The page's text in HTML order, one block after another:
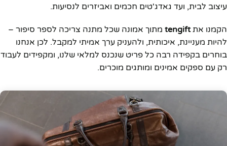
עיצוב לבית, ועד גאדג'טים חכמים ואביזרים לנסיעות.
הקמנו אתtengift מתוך אמונה שכל מתנה צריכה לספר סיפור –
להיות מעניינת, איכותית, ולהעניק ערך אמיתי למקבל. לכן אנחנו
בוחרים בקפידה רבה כל פריט שנכנס למלאי שלנו, ומקפידים לעבוד
רק עם ספקים אמינים ומותגים מוכרים.